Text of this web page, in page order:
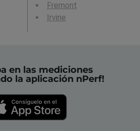
Fremont
Irvine
en las mediciones
la aplicación nPerf!